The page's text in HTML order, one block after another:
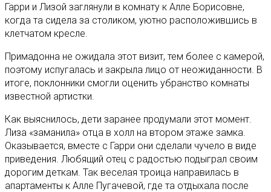
Гарри и Лизой заглянули в комнату к Алле Борисовне,
когда та сидела за столиком, уютно расположившись в
клетчатом кресле.
Примадонна не ожидала этот визит, тем более с камерой,
поэтому испугалась и закрыла лицо от неожиданности. В
итоге, поклонники смогли оценить убранство комнаты
известной артистки.
Как выяснилось, дети заранее продумали этот момент.
Лиза «заманила» отца в холл на втором этаже замка.
Оказывается, вместе с Гарри они сделали чучело в виде
приведения. Любящий отец с радостью подыграл своим
дорогим деткам. Так веселая троица направилась в
апартаменты к Алле Пугачевой, где та отдыхала после